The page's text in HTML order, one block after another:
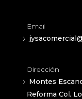
Email
Dirección
Montes
Reforma Col.